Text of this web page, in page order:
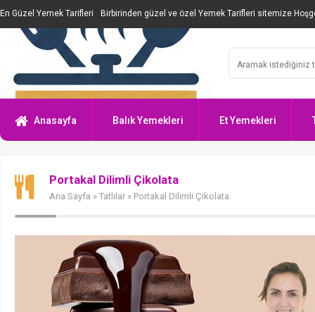
En Güzel Yemek Tarifleri Birbirinden güzel ve özel Yemek Tarifleri sitemize
Anasayfa Balık Yemekleri Et Yemekleri
Portakal Dilimli Çikolata
Ana Sayfa » Tatlılar » Portakal Dilimli Çikolata